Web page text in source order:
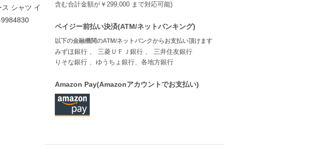
シャツ イ
含む合計金額が￥299,000 まで対応可能)
ペイジー前払い決済(ATM/ネットバンキング)
以下の金融機関のATM/ネットバンクからお支払い頂けます
みずほ銀行 、 三菱ＵＦＪ銀行 、 三井住友銀行
りそな銀行 、ゆうちょ銀行、各地方銀行
Amazon Pay(Amazonアカウントでお支払い)